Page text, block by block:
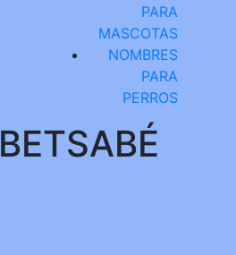
PARA
MASCOTAS
NOMBRES
PARA
PERROS
BETSABÉ